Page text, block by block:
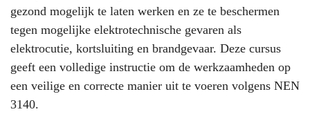
gezond mogelijk te laten werken en ze te beschermen
tegen mogelijke elektrotechnische gevaren als
elektrocutie, kortsluiting en brandgevaar. Deze cursus
geeft een volledige instructie om de werkzaamheden op
een veilige en correcte manier uit te voeren volgens NEN
3140.